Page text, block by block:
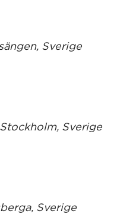
Sverige
Sverige
Sverige